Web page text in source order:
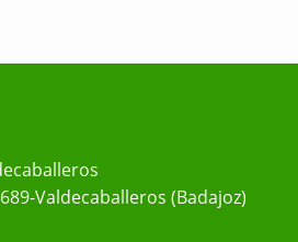
Valdecaballeros (Badajoz)